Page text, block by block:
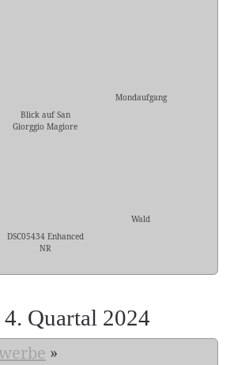
Blick auf San
Giorggio Magiore
Mondaufgang
DSC05434 Enhanced
NR
Wald
Quartal 2024
»